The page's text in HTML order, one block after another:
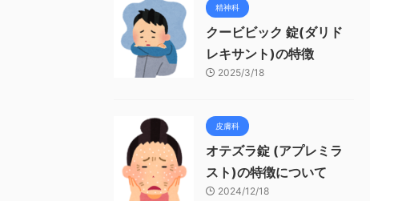
精神科
クービビック 錠(ダリド
レキサント)の特徴
2025/3/18
皮膚科
オテズラ錠 (アプレミラ
スト)の特徴について
2024/12/18